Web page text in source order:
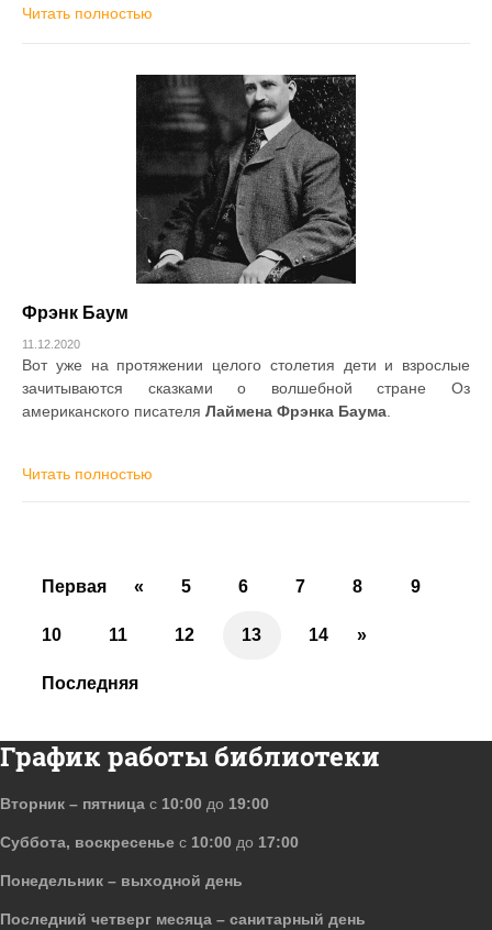
Читать полностью
Фрэнк Баум
11.12.2020
Вот уже на протяжении целого столетия дети и взрослые
зачитываются сказками о волшебной стране Оз
американского писателя Лаймена Фрэнка Баума
Читать полностью
Первая « 5 6 7 8 9
10 11 12 13 14 »
Последняя
График работы библиотеки
Вторник – пятница с 10:00 до 19:00
Суббота, воскресенье с 10:00 до 17:00
Понедельник – выходной день
Последний четверг месяца – санитарный день